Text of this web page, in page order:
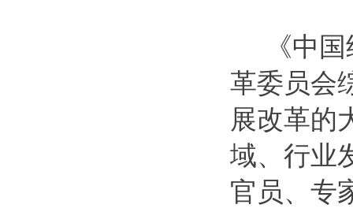
《中国
革委员会
展改革的
域、行业
官员、专